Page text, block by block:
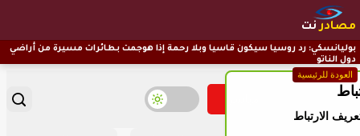
مصادرنت
العودة للرئيسية
بوليانسكي: رد روسيا سيكون قاسيا وبلا رحمة إذا هوجمت بطائرات مسيرة من أراضي
دول الناتو